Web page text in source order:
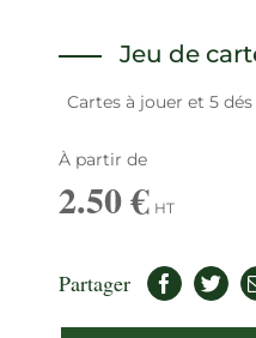
Jeu de
Cartes à jouer et 5
À partir de
2.50 € HT
Partager